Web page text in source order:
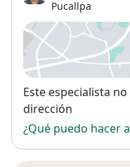
Pucallpa
Disponibilidad
Este especialista
dirección
¿Qué puedo hacer